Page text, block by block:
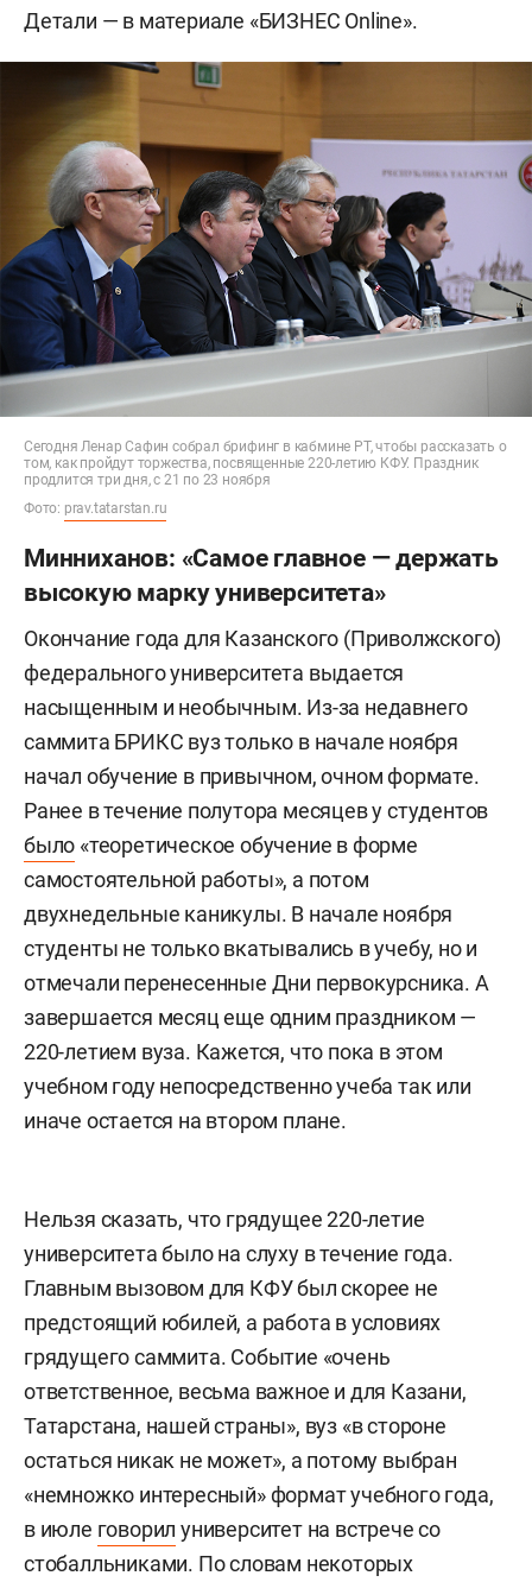
Детали — в материале «БИЗНЕС Online».
Сегодня Ленар Сафин собрал брифинг в кабмине РТ, чтобы рассказать о
том, как пройдут торжества, посвященные 220-летию КФУ. Праздник
продлится три дня, с 21 по 23 ноября
Фото: prav.tatarstan.ru
Минниханов: «Самое главное — держать
высокую марку университета»
Окончание года для Казанского (Приволжского)
федерального университета выдается
насыщенным и необычным. Из-за недавнего
саммита БРИКС вуз только в начале ноября
начал обучение в привычном, очном формате.
Ранее в течение полутора месяцев у студентов
было «теоретическое обучение в форме
самостоятельной работы», а потом
двухнедельные каникулы. В начале ноября
студенты не только вкатывались в учебу, но и
отмечали перенесенные Дни первокурсника. А
завершается месяц еще одним праздником —
220-летием вуза. Кажется, что пока в этом
учебном году непосредственно учеба так или
иначе остается на втором плане.
Нельзя сказать, что грядущее 220-летие
университета было на слуху в течение года.
Главным вызовом для КФУ был скорее не
предстоящий юбилей, а работа в условиях
грядущего саммита. Событие «очень
ответственное, весьма важное и для Казани,
Татарстана, нашей страны», вуз «в стороне
остаться никак не может», а потому выбран
«немножко интересный» формат учебного года,
в июле говорил университет на встрече со
стобалльниками. По словам некоторых